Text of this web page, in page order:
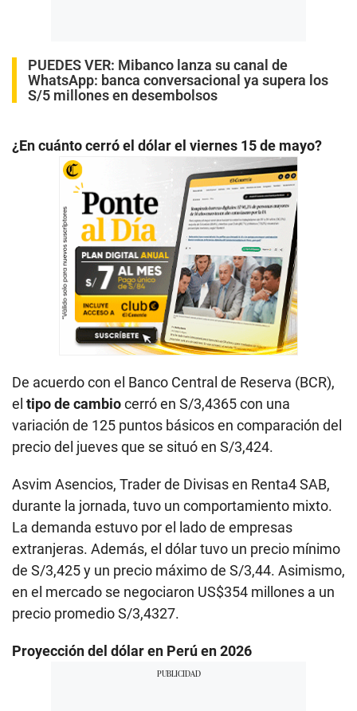
PUEDES VER: Mibanco lanza su canal de
WhatsApp: banca conversacional ya supera los
S/5 millones en desembolsos
¿En cuánto cerró el dólar el viernes 15 de mayo?
De acuerdo con el Banco Central de Reserva (BCR),
el tipo de cambiocerró en S/3,4365 con una
variación de 125 puntos básicos en comparación del
precio del jueves que se situó en S/3,424.
Asvim Asencios, Trader de Divisas en Renta4 SAB,
durante la jornada, tuvo un comportamiento mixto.
La demanda estuvo por el lado de empresas
extranjeras. Además, el dólar tuvo un precio mínimo
de S/3,425 y un precio máximo de S/3,44. Asimismo,
en el mercado se negociaron US$354 millones a un
precio promedio S/3,4327.
Proyección del dólar en Perú en 2026